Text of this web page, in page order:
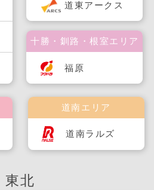
道南エリア
道南ラルズ
道東アークス
十勝・釧路・根室エリア
福原
東北